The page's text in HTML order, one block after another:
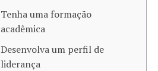
Tenha uma formação
acadêmica
Desenvolva um perfil de
liderança